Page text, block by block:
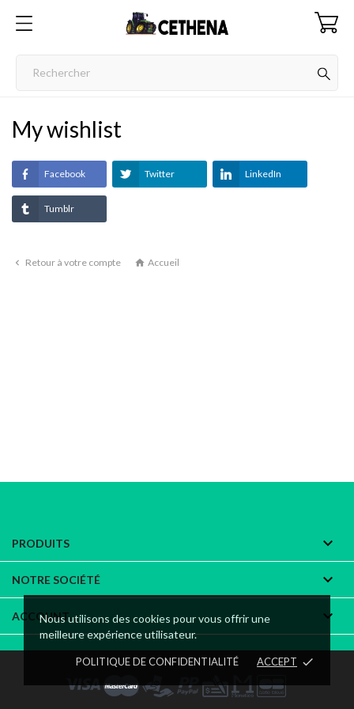
Nous utilisons des cookies pour vous offrir une
meilleure expérience utilisateur.
POLITIQUE DE CONFIDENTIALITÉ ACCEPT done
My wishlist
Facebook Twitter LinkedIn
Tumblr
 Retour à votre compte  Accueil
PRODUITS 
NOTRE SOCIÉTÉ 
ACCOUNT 